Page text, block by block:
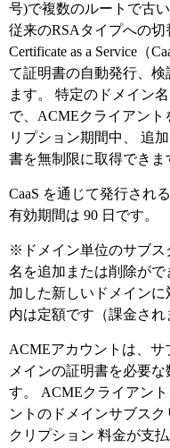
号)で複数のルートで古
従来のRSAタイプへの
Certificate as a Service（
て証明書の自動発行、
ます。 特定のドメイン
で、ACMEクライアン
リプション期間中、 追
書を無制限に取得できま
CaaS を通じて発行され
有効期間は 90 日です。
※ドメイン単位のサブス
名を追加または削除が
加した新しいドメイン
内は定額です（課金され
ACMEアカウントは、
メインの証明書を必要
す。 ACMEクライアン
ントのドメインサブス
クリプション 料金が支